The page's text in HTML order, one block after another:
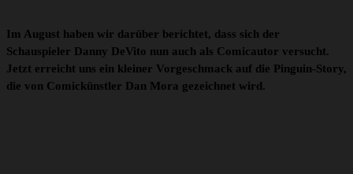
Im August haben wir darüber berichtet, dass sich der
Schauspieler Danny DeVito nun auch als Comicautor versucht.
Jetzt erreicht uns ein kleiner Vorgeschmack auf die Pinguin-Story,
die von Comickünstler Dan Mora gezeichnet wird.